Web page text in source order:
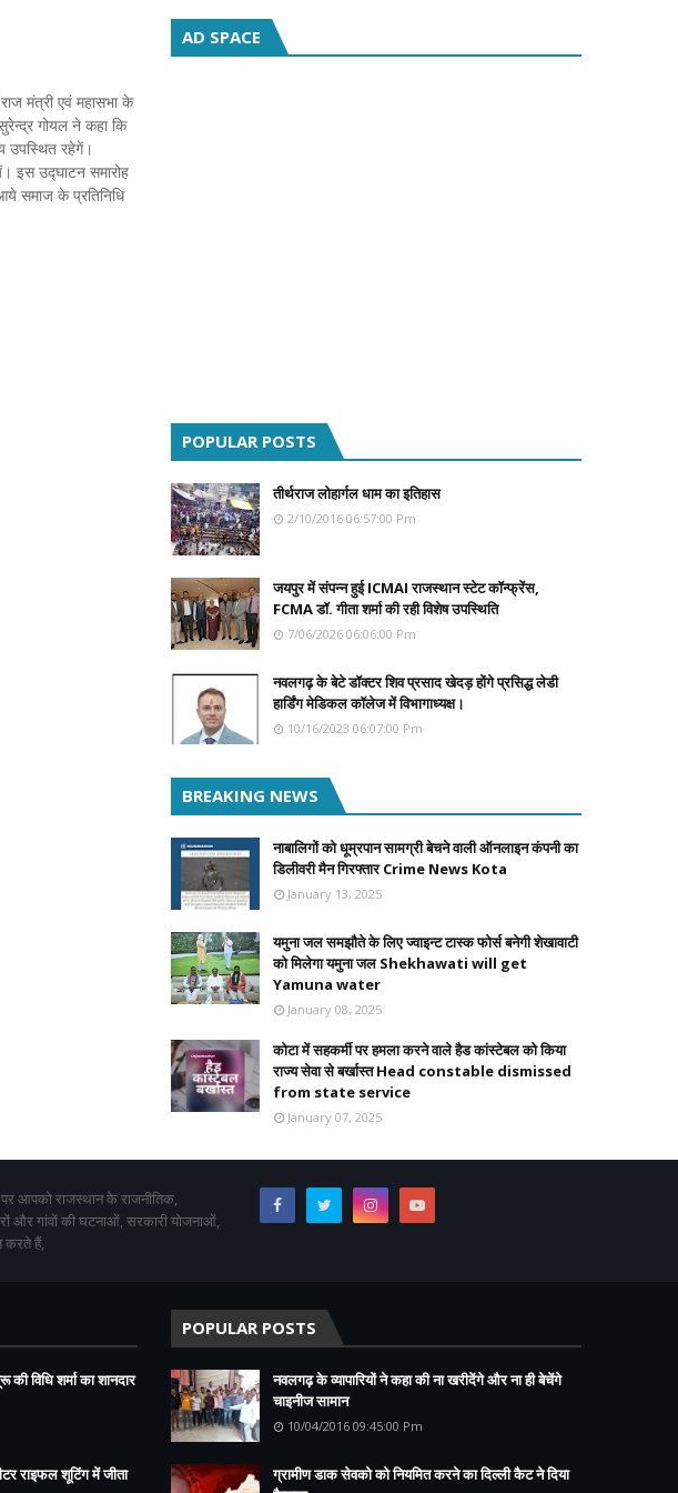
मंत्री एवं महासभा के
गोयल ने कहा कि
उपस्थित रहेगें।
इस उद्घाटन समारोह
समाज के प्रतिनिधि
AD SPACE
POPULAR POSTS
तीर्थराज लोहार्गल धाम का इतिहास
2/10/2016 06:57:00 Pm
जयपुर में संपन्न हुई ICMAI राजस्थान स्टेट कॉन्फ्रेंस,
FCMA डॉ. गीता शर्मा की रही विशेष उपस्थिति
7/06/2026 06:06:00 Pm
नवलगढ़ के बेटे डॉक्टर शिव प्रसाद खेदड़ होंगे प्रसिद्ध लेडी
हार्डिंग मेडिकल कॉलेज में विभागाध्यक्ष।
10/16/2023 06:07:00 Pm
BREAKING NEWS
नाबालिगों को धूम्रपान सामग्री बेचने वाली ऑनलाइन कंपनी का
डिलीवरी मैन गिरफ्तार Crime News Kota
January 13, 2025
यमुना जल समझौते के लिए ज्वाइन्ट टास्क फोर्स बनेगी शेखावाटी
को मिलेगा यमुना जल Shekhawati will get
Yamuna water
January 08, 2025
कोटा में सहकर्मी पर हमला करने वाले हैड कांस्टेबल को किया
राज्य सेवा से बर्खास्त Head constable dismissed
from state service
January 07, 2025
आपको राजस्थान के राजनीतिक,
और गांवों की घटनाओं, सरकारी योजनाओं,
करते हैं,
विधि शर्मा का शानदार
राइफल शूटिंग में जीता
POPULAR POSTS
नवलगढ़ के व्यापारियों ने कहा की ना खरीदेंगे और ना ही बेचेंगे
चाइनीज सामान
10/04/2016 09:45:00 Pm
ग्रामीण डाक सेवको को नियमित करने का दिल्ली कैट ने दिया